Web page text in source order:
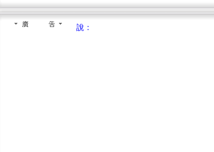
說：